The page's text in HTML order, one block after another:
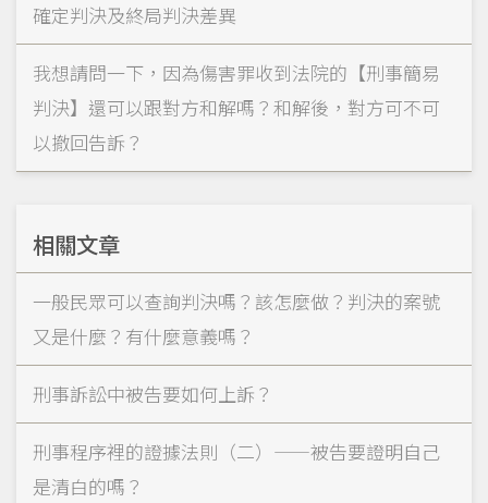
確定判決及終局判決差異
我想請問一下，因為傷害罪收到法院的【刑事簡易
判決】還可以跟對方和解嗎？和解後，對方可不可
以撤回告訴？
相關文章
一般民眾可以查詢判決嗎？該怎麼做？判決的案號
又是什麼？有什麼意義嗎？
刑事訴訟中被告要如何上訴？
刑事程序裡的證據法則（二）——被告要證明自己
是清白的嗎？